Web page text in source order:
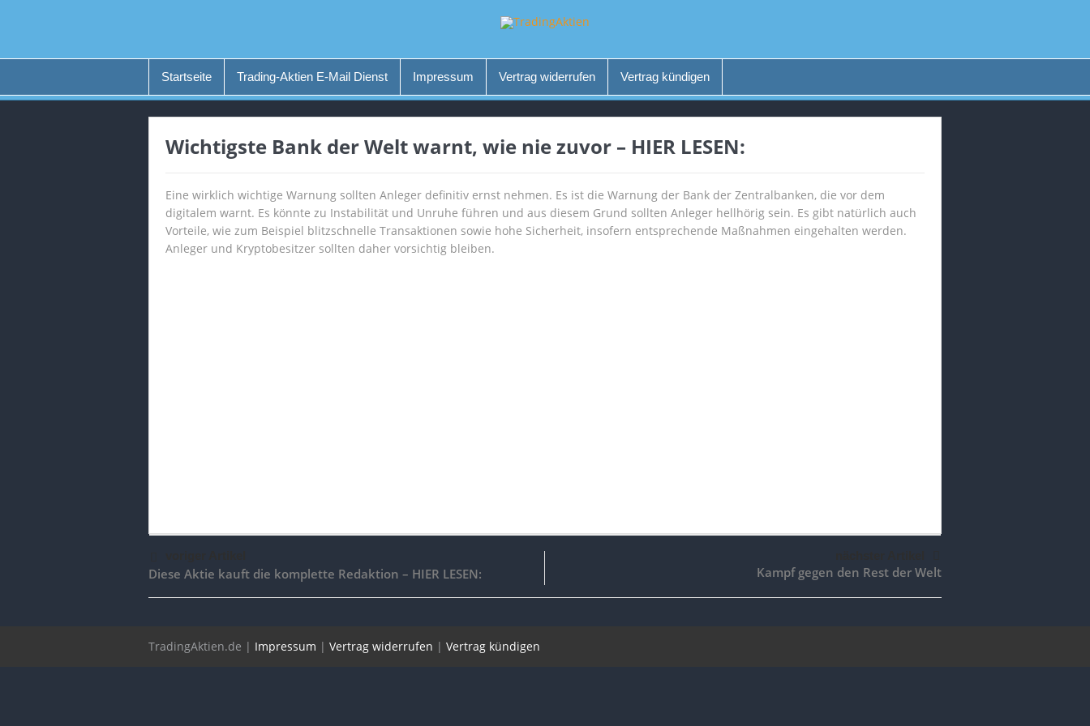
Startseite Trading-Aktien E-Mail Dienst Impressum Vertrag widerrufen Vertrag kündigen
Wichtigste Bank der Welt warnt, wie nie zuvor – HIER LESEN:
Eine wirklich wichtige Warnung sollten Anleger definitiv ernst nehmen. Es ist die Warnung der Bank der Zentralbanken, die vor dem
digitalem warnt. Es könnte zu Instabilität und Unruhe führen und aus diesem Grund sollten Anleger hellhörig sein. Es gibt natürlich auch
Vorteile, wie zum Beispiel blitzschnelle Transaktionen sowie hohe Sicherheit, insofern entsprechende Maßnahmen eingehalten werden.
Anleger und Kryptobesitzer sollten daher vorsichtig bleiben.
Diese Aktie kauft die komplette Redaktion – HIER LESEN: Kampf gegen den Rest der Welt
TradingAktien.de | Impressum | Vertrag widerrufen | Vertrag kündigen